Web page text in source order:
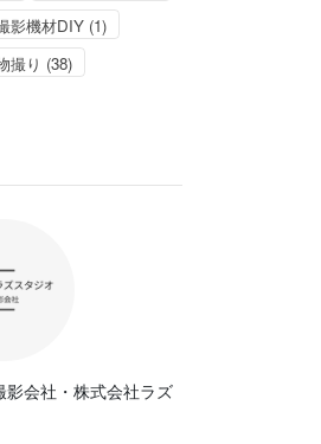
影機材DIY (1)
撮り (38)
会社・株式会社ラズ